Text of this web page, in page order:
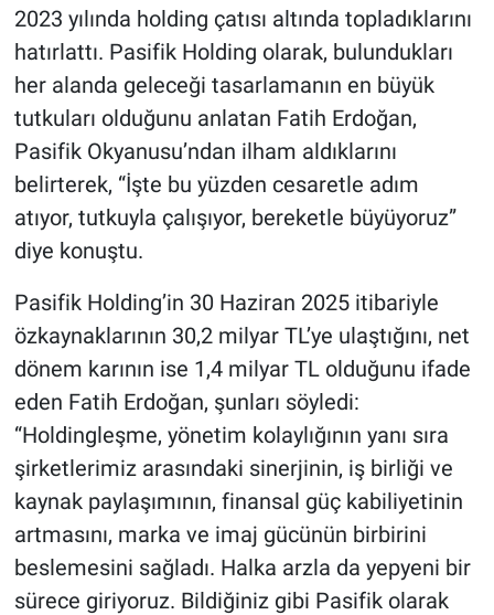
2023 yılında holding çatısı altında topladıklarını
hatırlattı. Pasifik Holding olarak, bulundukları
her alanda geleceği tasarlamanın en büyük
tutkuları olduğunu anlatan Fatih Erdoğan,
Pasifik Okyanusu’ndan ilham aldıklarını
belirterek, “İşte bu yüzden cesaretle adım
atıyor, tutkuyla çalışıyor, bereketle büyüyoruz”
diye konuştu.
Pasifik Holding’in 30 Haziran 2025 itibariyle
özkaynaklarının 30,2 milyar TL’ye ulaştığını, net
dönem karının ise 1,4 milyar TL olduğunu ifade
eden Fatih Erdoğan, şunları söyledi:
“Holdingleşme, yönetim kolaylığının yanı sıra
şirketlerimiz arasındaki sinerjinin, iş birliği ve
kaynak paylaşımının, finansal güç kabiliyetinin
artmasını, marka ve imaj gücünün birbirini
beslemesini sağladı. Halka arzla da yepyeni bir
sürece giriyoruz. Bildiğiniz gibi Pasifik olarak